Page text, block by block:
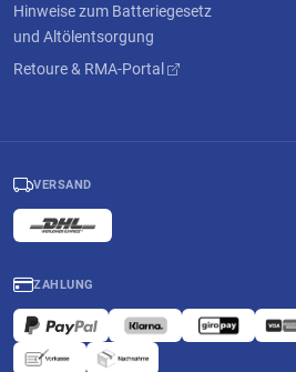
Hinweise zum Batteriegesetz
und Altölentsorgung
Retoure & RMA-Portal
VERSAND
ZAHLUNG